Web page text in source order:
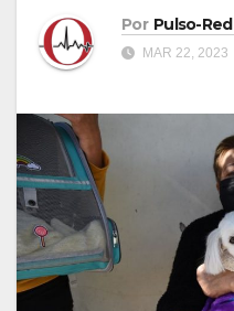
Por Pulso-Red
MAR 22, 2023